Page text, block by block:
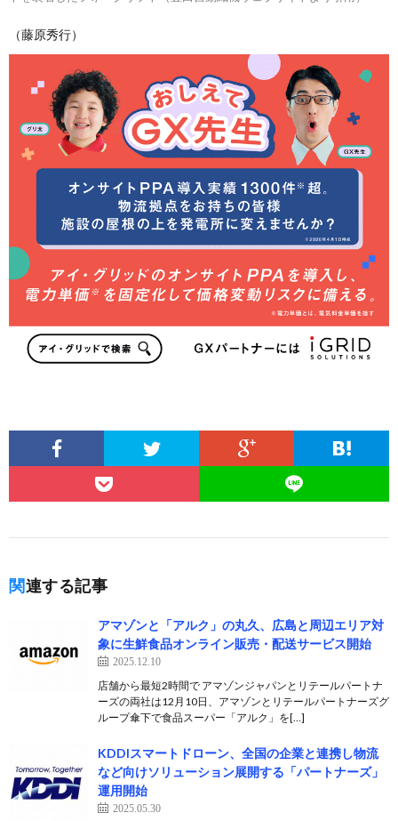
（藤原秀行）
関連する記事
アマゾンと「アルク」の丸久、広島と周辺エリア対
象に生鮮食品オンライン販売・配送サービス開始
2025.12.10
店舗から最短2時間で アマゾンジャパンとリテールパートナ
ーズの両社は12月10日、アマゾンとリテールパートナーズグ
ループ傘下で食品スーパー「アルク」を[…]
KDDIスマートドローン、全国の企業と連携し物流
など向けソリューション展開する「パートナーズ」
運用開始
2025.05.30